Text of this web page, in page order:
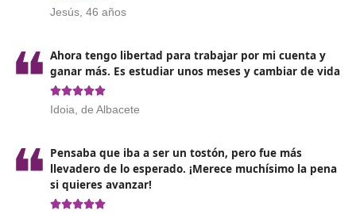
materiales de estudio y guías. Dedica tiempo a
Conéctate con profesionales del sector: Hablar
personas que ya están trabajando en el campo
ofrecer perspectivas valiosas sobre lo que se
habilidades más demandadas.
¿Cómo realizar una buena preparación? Elige a DAC
docencia, llevamos muchos años con estos temarios y
exámenes. Nos adaptamos a tus preferencias y
¡Consúltanos sin compromiso!